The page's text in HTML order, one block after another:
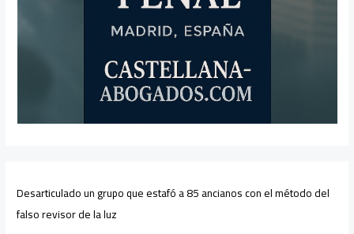
Desarticulado un grupo que estafó a 85 ancianos con el método del
falso revisor de la luz